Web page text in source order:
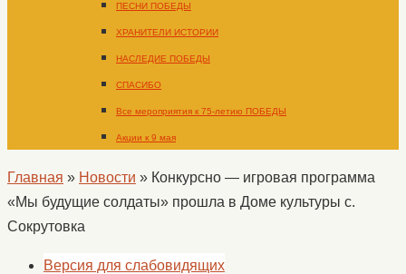
ПЕСНИ ПОБЕДЫ
ХРАНИТЕЛИ ИСТОРИИ
НАСЛЕДИЕ ПОБЕДЫ
СПАСИБО
Все мероприятия к 75-летию ПОБЕДЫ
Акции к 9 мая
Главная » Новости » Конкурсно — игровая программа
«Мы будущие солдаты» прошла в Доме культуры с.
Сокрутовка
Версия для слабовидящих